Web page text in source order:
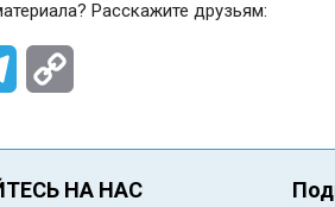
Расскажите друзьям:
Telegram
НА НАС